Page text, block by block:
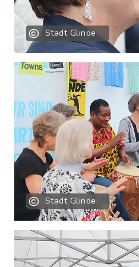
Stadt Glinde
Stadt Glinde